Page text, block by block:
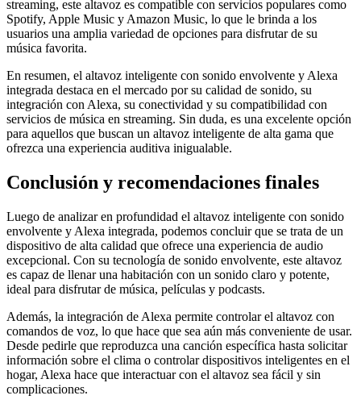
streaming, este altavoz es compatible con servicios populares como
Spotify, Apple Music y Amazon Music, lo que le brinda a los
usuarios una amplia variedad de opciones para disfrutar de su
música favorita.
En resumen, el altavoz inteligente con sonido envolvente y Alexa
integrada destaca en el mercado por su calidad de sonido, su
integración con Alexa, su conectividad y su compatibilidad con
servicios de música en streaming. Sin duda, es una excelente opción
para aquellos que buscan un altavoz inteligente de alta gama que
ofrezca una experiencia auditiva inigualable.
Conclusión y recomendaciones finales
Luego de analizar en profundidad el altavoz inteligente con sonido
envolvente y Alexa integrada, podemos concluir que se trata de un
dispositivo de alta calidad que ofrece una experiencia de audio
excepcional. Con su tecnología de sonido envolvente, este altavoz
es capaz de llenar una habitación con un sonido claro y potente,
ideal para disfrutar de música, películas y podcasts.
Además, la integración de Alexa permite controlar el altavoz con
comandos de voz, lo que hace que sea aún más conveniente de usar.
Desde pedirle que reproduzca una canción específica hasta solicitar
información sobre el clima o controlar dispositivos inteligentes en el
hogar, Alexa hace que interactuar con el altavoz sea fácil y sin
complicaciones.